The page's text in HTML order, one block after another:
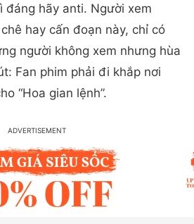
đáng hãy anti. Người xem
hay cấn đoạn này, chỉ có
người không xem nhưng hùa
Fan phim phải đi khắp nơi
“Hoa gian lệnh”.